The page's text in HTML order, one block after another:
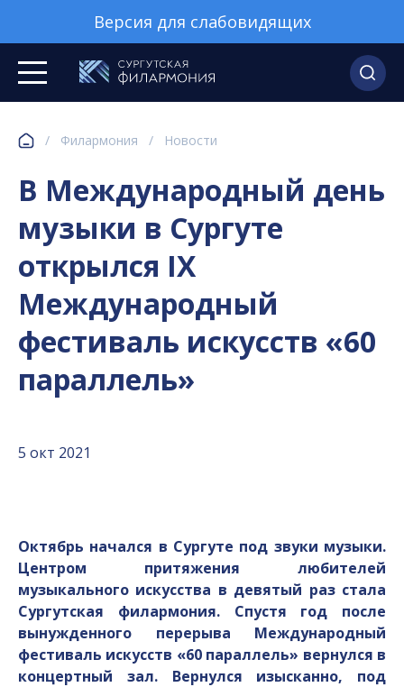
Версия для слабовидящих
/ Филармония / Новости
В Международный день
музыки в Сургуте
открылся IX
Международный
фестиваль искусств «60
параллель»
5 окт 2021
Октябрь начался в Сургуте под звуки музыки.
Центром притяжения любителей
музыкального искусства в девятый раз стала
Сургутская филармония. Спустя год после
вынужденного перерыва Международный
фестиваль искусств «60 параллель» вернулся в
концертный зал. Вернулся изысканно, под